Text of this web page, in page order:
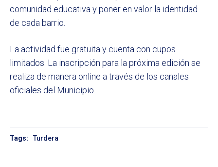
comunidad educativa y poner en valor la identidad
de cada barrio.
La actividad fue gratuita y cuenta con cupos
limitados. La inscripción para la próxima edición se
realiza de manera online a través de los canales
oficiales del Municipio.
Tags: Turdera